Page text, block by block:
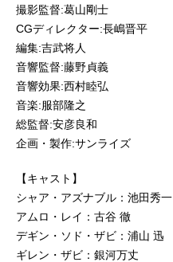
撮影監督:葛山剛士
CGディレクター:長嶋晋平
編集:吉武将人
音響監督:藤野貞義
音響効果:西村睦弘
音楽:服部隆之
総監督:安彦良和
企画・製作:サンライズ
【キャスト】
シャア・アズナブル：池田秀一
アムロ・レイ：古谷 徹
デギン・ソド・ザビ：浦山 迅
ギレン・ザビ：銀河万丈